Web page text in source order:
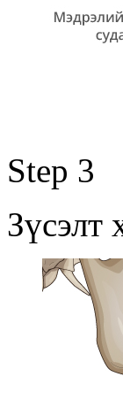
Step 3
Зүсэлт